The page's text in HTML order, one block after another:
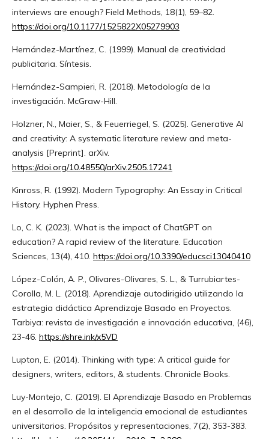
interviews are enough? Field Methods, 18(1), 59–82.
https://doi.org/10.1177/1525822X05279903
Hernández-Martínez, C. (1999). Manual de creatividad
publicitaria. Síntesis.
Hernández-Sampieri, R. (2018). Metodología de la
investigación. McGraw-Hill.
Holzner, N., Maier, S., & Feuerriegel, S. (2025). Generative AI
and creativity: A systematic literature review and meta-
analysis [Preprint]. arXiv.
https://doi.org/10.48550/arXiv.2505.17241
Kinross, R. (1992). Modern Typography: An Essay in Critical
History. Hyphen Press.
Lo, C. K. (2023). What is the impact of ChatGPT on
education? A rapid review of the literature. Education
Sciences, 13(4), 410. https://doi.org/10.3390/educsci13040410
López-Colón, A. P., Olivares-Olivares, S. L., & Turrubiartes-
Corolla, M. L. (2018). Aprendizaje autodirigido utilizando la
estrategia didáctica Aprendizaje Basado en Proyectos.
Tarbiya: revista de investigación e innovación educativa, (46),
23-46. https://shre.ink/x5VD
Lupton, E. (2014). Thinking with type: A critical guide for
designers, writers, editors, & students. Chronicle Books.
Luy-Montejo, C. (2019). El Aprendizaje Basado en Problemas
en el desarrollo de la inteligencia emocional de estudiantes
universitarios. Propósitos y representaciones, 7(2), 353-383.